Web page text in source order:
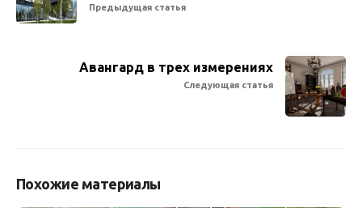
Предыдущая статья
Авангард в трех измерениях
Следующая статья
Похожие материалы